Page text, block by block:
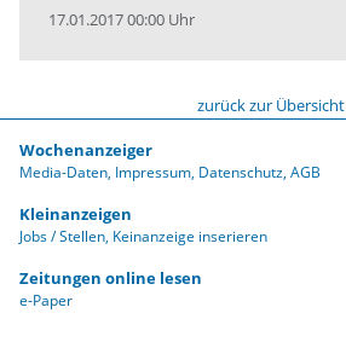
17.01.2017 00:00 Uhr
zurück zur Übersicht
Wochenanzeiger
Media-Daten Impressum Datenschutz AGB
Kleinanzeigen
Jobs / Stellen Keinanzeige inserieren
Zeitungen online lesen
e-Paper